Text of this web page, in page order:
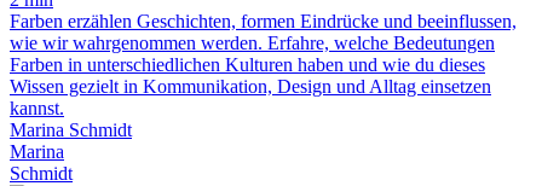
Farben erzählen Geschichten, formen Eindrücke und beeinflussen,
wie wir wahrgenommen werden. Erfahre, welche Bedeutungen
Farben in unterschiedlichen Kulturen haben und wie du dieses
Wissen gezielt in Kommunikation, Design und Alltag einsetzen
kannst.
Marina Schmidt
Marina
Schmidt